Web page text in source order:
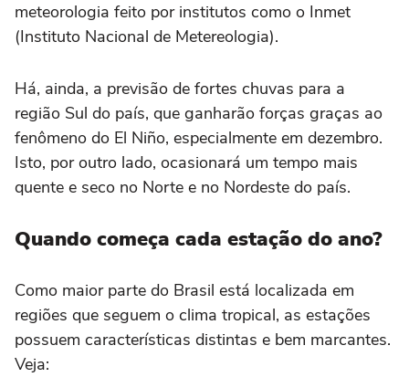
meteorologia feito por institutos como o Inmet
(Instituto Nacional de Metereologia).
Há, ainda, a previsão de fortes chuvas para a
região Sul do país, que ganharão forças graças ao
fenômeno do El Niño, especialmente em dezembro.
Isto, por outro lado, ocasionará um tempo mais
quente e seco no Norte e no Nordeste do país.
Quando começa cada estação do ano?
Como maior parte do Brasil está localizada em
regiões que seguem o clima tropical, as estações
possuem características distintas e bem marcantes.
Veja: